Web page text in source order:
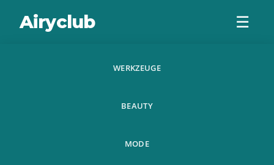
Airyclub ☰
WERKZEUGE
BEAUTY
MODE
Wall Gap Refill Mortel